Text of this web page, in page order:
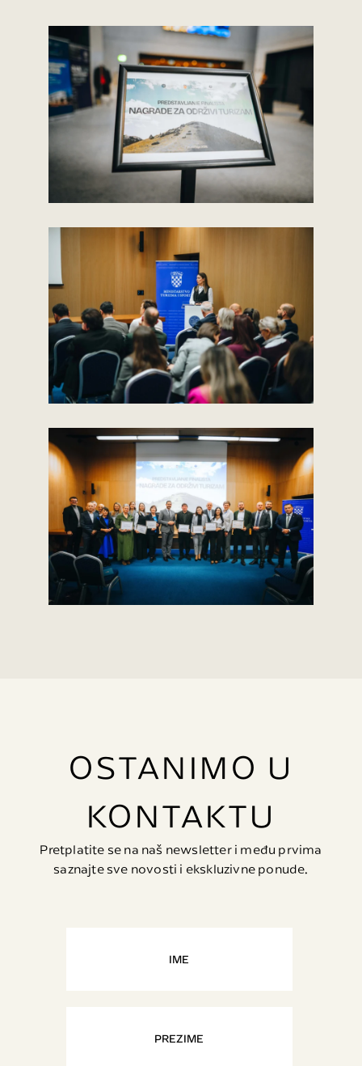
OSTANIMO U
KONTAKTU
Pretplatite se na naš newsletter i među prvima
saznajte sve novosti i ekskluzivne ponude.